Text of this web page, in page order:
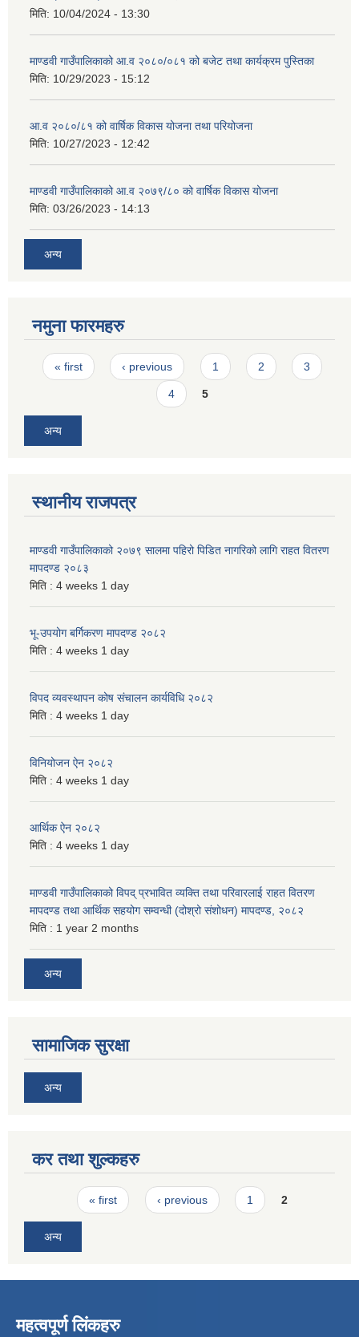
मिति: 10/04/2024 - 13:30
माण्डवी गाउँपालिकाको आ.व २०८०/०८१ को बजेट तथा कार्यक्रम पुस्तिका
मिति: 10/29/2023 - 15:12
आ.व २०८०/८१ को वार्षिक विकास योजना तथा परियोजना
मिति: 10/27/2023 - 12:42
माण्डवी गाउँपालिकाको आ.व २०७९/८० को वार्षिक विकास योजना
मिति: 03/26/2023 - 14:13
अन्य
नमुना फारमहरु
Pages
« first ‹ previous 1 2 3
4 5
अन्य
स्थानीय राजपत्र
माण्डवी गाउँपालिकाको २०७९ सालमा पहिरो पिडित नागरिको लागि राहत वितरण
मापदण्ड २०८३
मिति : 4 weeks 1 day
भू-उपयोग बर्गिकरण मापदण्ड २०८२
मिति : 4 weeks 1 day
विपद व्यवस्थापन कोष संचालन कार्यविधि २०८२
मिति : 4 weeks 1 day
विनियोजन ऐन २०८२
मिति : 4 weeks 1 day
आर्थिक ऐन २०८२
मिति : 4 weeks 1 day
माण्डवी गाउँपालिकाको विपद् प्रभावित व्यक्ति तथा परिवारलाई राहत वितरण
मापदण्ड तथा आर्थिक सहयोग सम्वन्धी (दोश्रो संशोधन) मापदण्ड, २०८२
मिति : 1 year 2 months
अन्य
सामाजिक सुरक्षा
अन्य
कर तथा शुल्कहरु
Pages« first ‹ previous 1 2
अन्य
महत्वपूर्ण लिंकहरु